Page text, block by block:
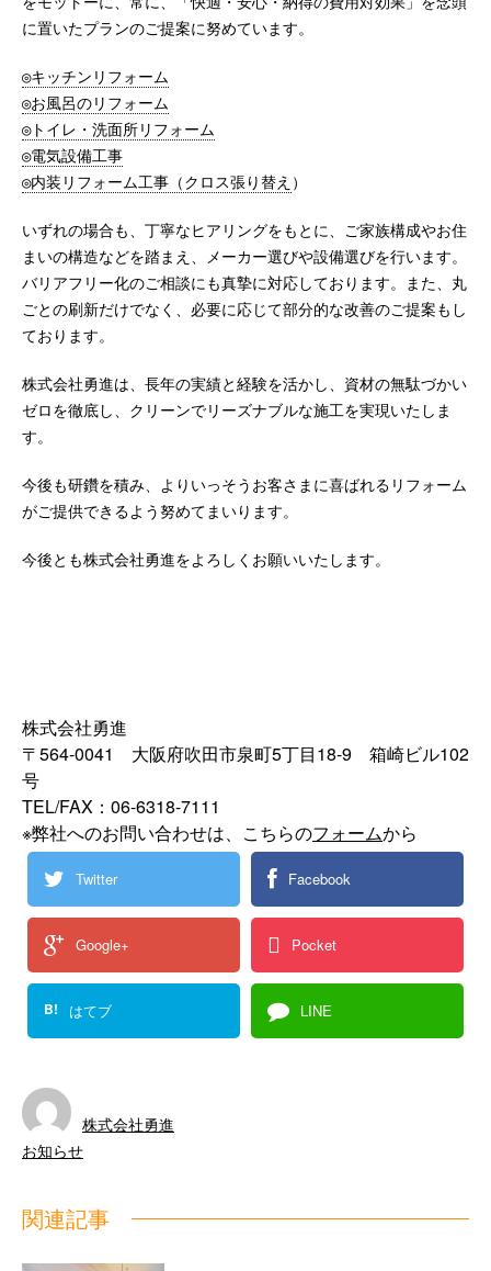
に置いたプランのご提案に努めています。
◎キッチンリフォーム
◎お風呂のリフォーム
◎トイレ・洗面所リフォーム
◎電気設備工事
◎内装リフォーム工事（クロス張り替え ）
いずれの場合も、丁寧なヒアリングをもとに、ご家族構成やお住
まいの構造などを踏まえ、メーカー選びや設備選びを行います。
バリアフリー化のご相談にも真摯に対応しております。また、丸
ごとの刷新だけでなく、必要に応じて部分的な改善のご提案もし
ております。
株式会社勇進は、長年の実績と経験を活かし、資材の無駄づかい
ゼロを徹底し、クリーンでリーズナブルな施工を実現いたしま
す。
今後も研鑽を積み、よりいっそうお客さまに喜ばれるリフォーム
がご提供できるよう努めてまいります。
今後とも株式会社勇進をよろしくお願いいたします。
株式会社勇進
〒564-0041 大阪府吹田市泉町5丁目18-9 箱崎ビル102
号
TEL/FAX：06-6318-7111
※弊社へのお問い合わせは、こちらのフォームから
Twitter Facebook
Google+ Pocket
B! はてブ LINE
株式会社勇進
お知らせ
関連記事